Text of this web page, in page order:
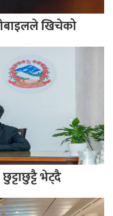
खिचेको
भेट्दै